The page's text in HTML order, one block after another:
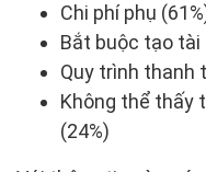
Chi phí phụ
Bắt buộc tạo tài
Quy trình thanh
Không thể thấy
(24%)